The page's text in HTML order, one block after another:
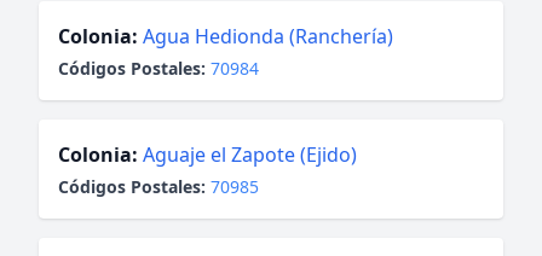
Colonia: Agua Hedionda (Ranchería)
Códigos Postales: 70984
Colonia: Aguaje el Zapote (Ejido)
Códigos Postales: 70985